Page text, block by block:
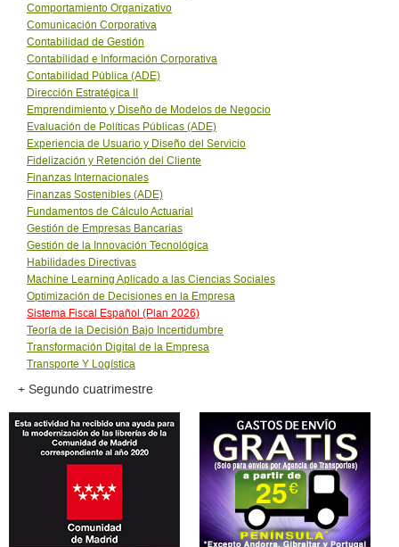
Comportamiento Organizativo
Comunicación Corporativa
Contabilidad de Gestión
Contabilidad e Información Corporativa
Contabilidad Pública (ADE)
Dirección Estratégica II
Emprendimiento y Diseño de Modelos de Negocio
Evaluación de Polí­ticas Públicas (ADE)
Experiencia de Usuario y Diseño del Servicio
Fidelización y Retención del Cliente
Finanzas Internacionales
Finanzas Sostenibles (ADE)
Fundamentos de Cálculo Actuarial
Gestión de Empresas Bancarias
Gestión de la Innovación Tecnológica
Habilidades Directivas
Machine Learning Aplicado a las Ciencias Sociales
Optimización de Decisiones en la Empresa
Sistema Fiscal Español (Plan 2026)
Teorí­a de la Decisión Bajo Incertidumbre
Transformación Digital de la Empresa
Transporte Y Logí­stica
+ Segundo cuatrimestre